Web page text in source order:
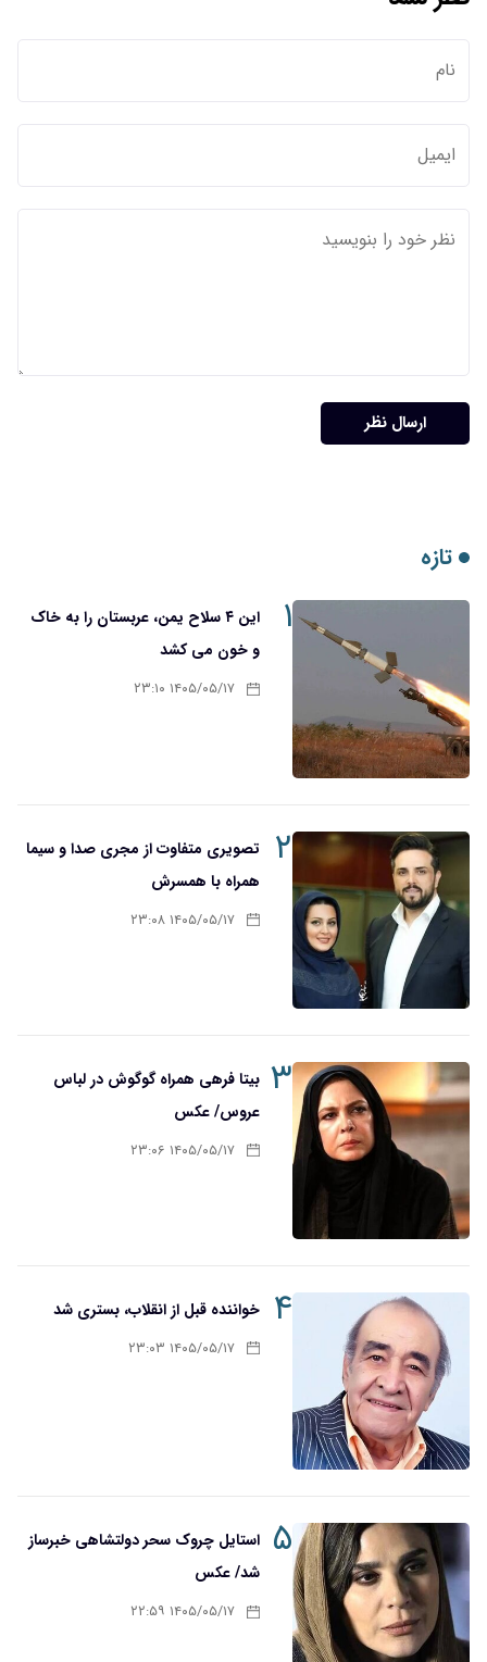
ارسال نظر
تازه
۱
این ۴ سلاح یمن، عربستان را به خاک
و خون می کشد
۱۴۰۵/۰۵/۱۷ ۲۳:۱۰
۲
تصویری متفاوت از مجری صدا و سیما
همراه با همسرش
۱۴۰۵/۰۵/۱۷ ۲۳:۰۸
۳ بیتا فرهی همراه گوگوش در لباس
عروس/ عکس
۱۴۰۵/۰۵/۱۷ ۲۳:۰۶
۴ خواننده قبل از انقلاب، بستری شد
۱۴۰۵/۰۵/۱۷ ۲۳:۰۳
۵ استایل چروک سحر دولتشاهی خبرساز
شد/ عکس
۱۴۰۵/۰۵/۱۷ ۲۲:۵۹